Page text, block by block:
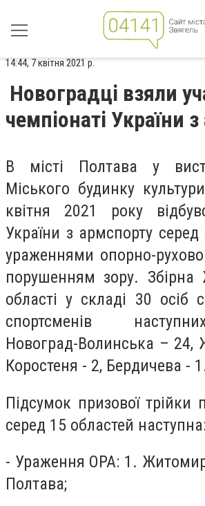
14:44, 7 квітня 2021 р.
Новоградці взяли
чемпіонаті України
В місті Полтава у
Міського будинку
квітня 2021 року
України з армспорту серед
ураженнями опорно-
порушенням зору. Збірна
області у складі 30 осіб
спортсменів
Новоград-Волинська – 24,
Коростеня - 2, Бердичева -
Підсумок призової трійки
серед 15 областей наступна:
- Ураження ОРА: 1.
Полтава;